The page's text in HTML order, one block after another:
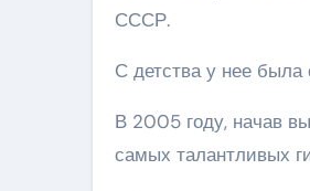
СССР.
С детства у нее была
В 2005 году, начав
самых талантливых